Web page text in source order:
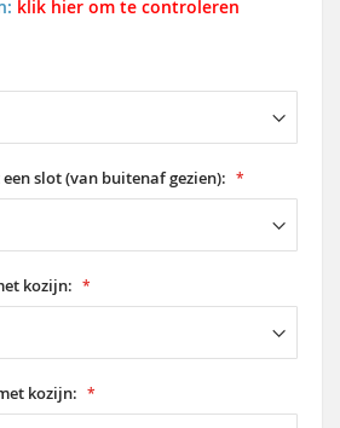
klik hier om te controleren
slot (van buitenaf gezien):
kozijn:
kozijn: